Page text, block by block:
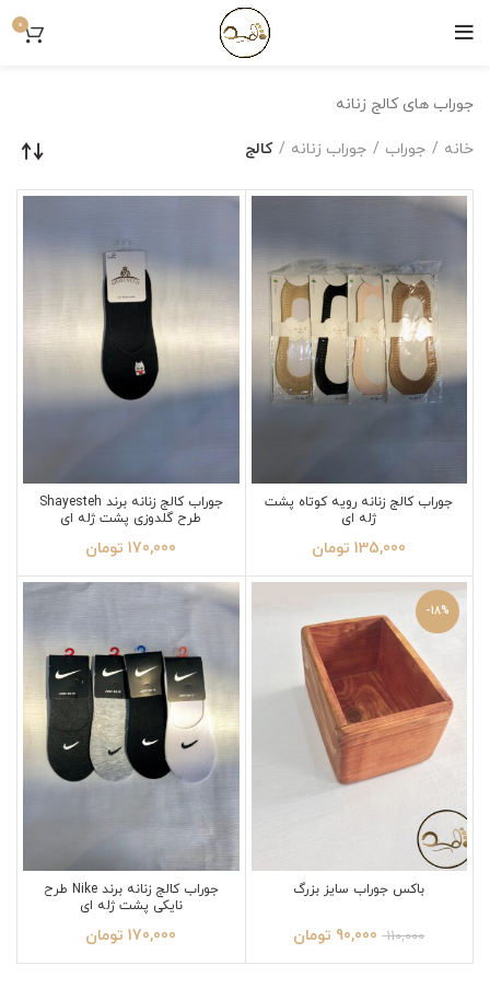
0
جوراب های کالج زنانه
خانه جوراب جوراب زنانه کالج
جوراب کالج زنانه رویه کوتاه پشت
ژله ای
135,000 تومان
جوراب کالج زنانه برند Shayesteh
طرح گلدوزی پشت ژله ای
170,000 تومان
-18%
باکس جوراب سایز بزرگ
110,000
90,000 تومان
جوراب کالج زنانه برند Nike طرح
نایکی پشت ژله ای
170,000 تومان